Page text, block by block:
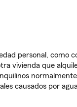
personal, como
vivienda que
causados por